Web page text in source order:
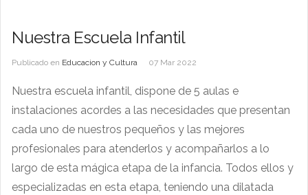
Nuestra Escuela Infantil
Publicado en Educacion y Cultura 07 Mar 2022
Nuestra escuela infantil, dispone de 5 aulas e
instalaciones acordes a las necesidades que presentan
cada uno de nuestros pequeños y las mejores
profesionales para atenderlos y acompañarlos a lo
largo de esta mágica etapa de la infancia. Todos ellos y
especializadas en esta etapa, teniendo una dilatada